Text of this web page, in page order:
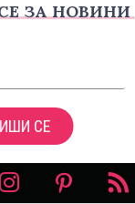
ЗА НОВИНИ
СЕ